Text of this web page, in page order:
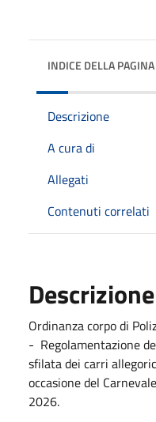
INDICE DELLA PAGINA
Descrizione
A cura di
Allegati
Contenuti correlati
Descrizione
Ordinanza corpo di
- Regolamentazione
sfilata dei carri
occasione del
2026.